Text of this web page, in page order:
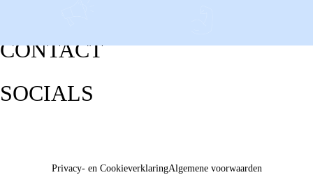
CONTACT
SOCIALS
Privacy- en CookieverklaringAlgemene voorwaarden